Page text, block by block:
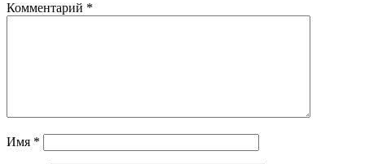
Комментарий *
Имя *